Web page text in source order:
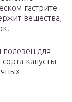
гастрите
вещества,
полезен для
капусты